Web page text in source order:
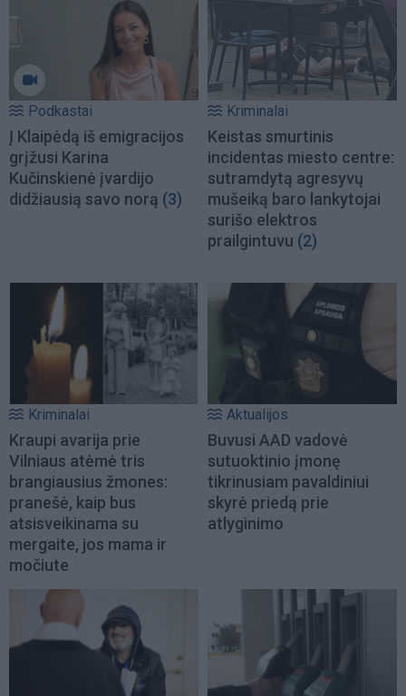
Podkastai
Į Klaipėdą iš emigracijos
grįžusi Karina
Kučinskienė įvardijo
didžiausią savo norą (3)
Kriminalai
Keistas smurtinis
incidentas miesto centre:
sutramdytą agresyvų
mušeiką baro lankytojai
surišo elektros
prailgintuvu (2)
Kriminalai
Kraupi avarija prie
Vilniaus atėmė tris
brangiausius žmones:
pranešė, kaip bus
atsisveikinama su
mergaite, jos mama ir
močiute
Aktualijos
Buvusi AAD vadovė
sutuoktinio įmonę
tikrinusiam pavaldiniui
skyrė priedą prie
atlyginimo